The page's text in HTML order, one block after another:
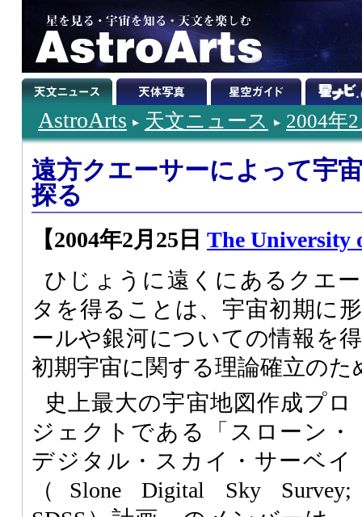
AstroArts 天文ニュース 2004年
遠方クエーサーによって宇
探る
【2004年2月25日 The University
ひじょうに遠くにあるクエ
タを得ることは、宇宙初期に
ールや銀河についての情報を
初期宇宙に関する理論確立のた
史上最大の宇宙地図作成プロ
ジェクトである「スローン・
デジタル・スカイ・サーベイ
（Slone Digital Sky Survey;